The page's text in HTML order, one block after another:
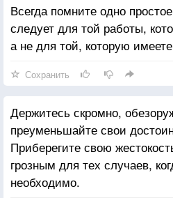
Всегда помните одно
следует для той работы,
а не для той, которую
Сохранить
Держитесь скромно,
преуменьшайте свои
Приберегите свою
грозным для тех случаев,
необходимо.